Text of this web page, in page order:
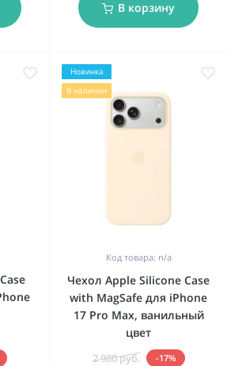
В корзину
Новинка
В наличии
Код товара: n/a
Чехол Apple Silicone Case
with MagSafe для iPhone
17 Pro Max, ванильный
цвет
2 980 руб. -17%